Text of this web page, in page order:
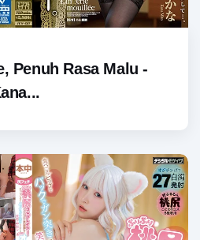
Penuh Rasa Malu -